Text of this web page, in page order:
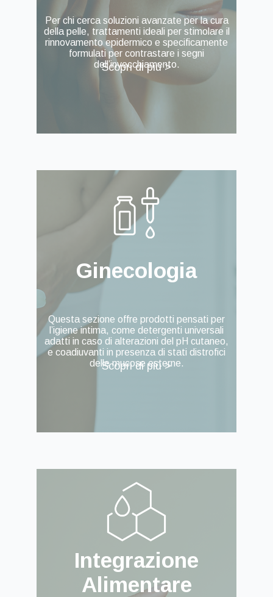
Per chi cerca soluzioni avanzate per la cura
della pelle, trattamenti ideali per stimolare il
rinnovamento epidermico e specificamente
formulati per contrastare i segni
dell’invecchiamento.
Scopri di più >
Ginecologia
Questa sezione offre prodotti pensati per
l’igiene intima, come detergenti universali
adatti in caso di alterazioni del pH cutaneo,
e coadiuvanti in presenza di stati distrofici
delle mucose esterne.
Scopri di più >
Integrazione
Alimentare